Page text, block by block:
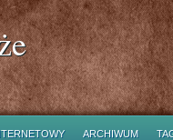
ARCHIWUM